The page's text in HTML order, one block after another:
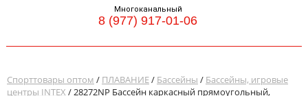
Многоканальный
8 (977) 917-01-06
Спорттовары оптом / ПЛАВАНИЕ/ Бассейны / Бассейны, игровые
центры INTEX / 28272NP Бассейн каркасный прямоугольный,